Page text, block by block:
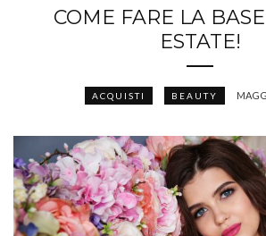
COME FARE LA
ESTATE!
ACQUISTI BEAUTY